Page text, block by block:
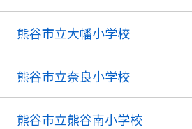
熊谷市立大幡小学校
熊谷市立奈良小学校
熊谷市立熊谷南小学校